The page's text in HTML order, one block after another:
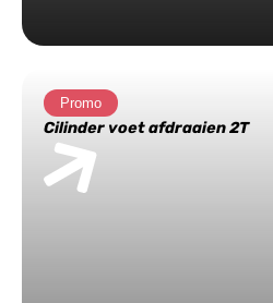
Promo
Cilinder voet afdraaien 2T